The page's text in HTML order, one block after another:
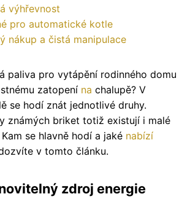
výhřevnost
pro automatické kotle
nákup a čistá manipulace
paliva pro vytápění rodinného domu
zatopení na chalupě? V
se hodí znát jednotlivé druhy.
známých briket totiž existují i malé
se hlavně hodí a jaké nabízí
v tomto článku.
zdroj energie